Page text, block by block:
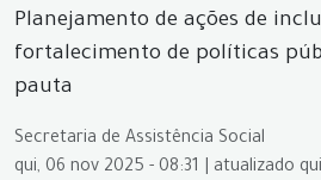
Planejamento de ações de
fortalecimento de políticas
pauta
Secretaria de Assistência Social
qui, 06 nov 2025 - 08:31 | atualizado